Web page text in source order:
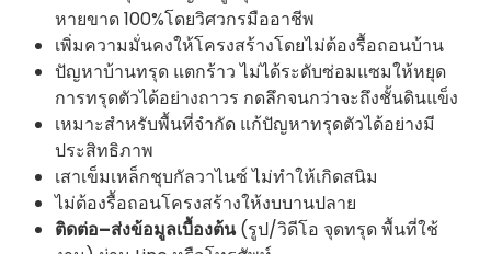
หายขาด 100%โดยวิศวกรมืออาชีพ
เพิ่มความมั่นคงให้โครงสร้างโดยไม่ต้องรื้อถอนบ้าน
ปัญหาบ้านทรุด แตกร้าว ไม่ได้ระดับซ่อมแซมให้หยุด
การทรุดตัวได้อย่างถาวร กดลึกจนกว่าจะถึงชั้นดินแข็ง
เหมาะสำหรับพื้นที่จำกัด แก้ปัญหาทรุดตัวได้อย่างมี
ประสิทธิภาพ
เสาเข็มเหล็กชุบกัลวาไนซ์ ไม่ทำให้เกิดสนิม
ไม่ต้องรื้อถอนโครงสร้างให้งบบานปลาย
ติดต่อ–ส่งข้อมูลเบื้องต้น(รูป/วิดีโอ จุดทรุด พื้นที่ใช้